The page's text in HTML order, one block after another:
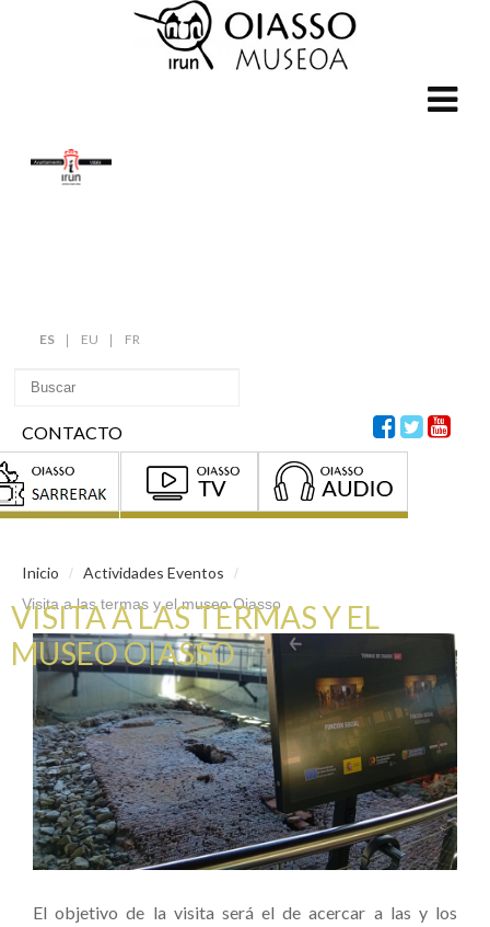
ES EU FR
CONTACTO
Inicio / Actividades Eventos
/
Visita a las termas y el museo Oiasso
VISITA A LAS TERMAS Y EL
MUSEO OIASSO
El objetivo de la visita será el de acercar a las y los